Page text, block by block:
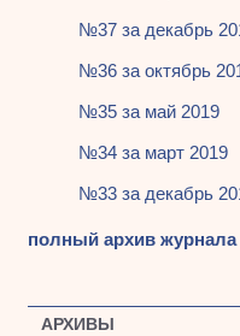
№37 за декабрь
№36 за октябрь
№35 за май 2019
№34 за март 2019
№33 за декабрь
полный архив журнала
АРХИВЫ